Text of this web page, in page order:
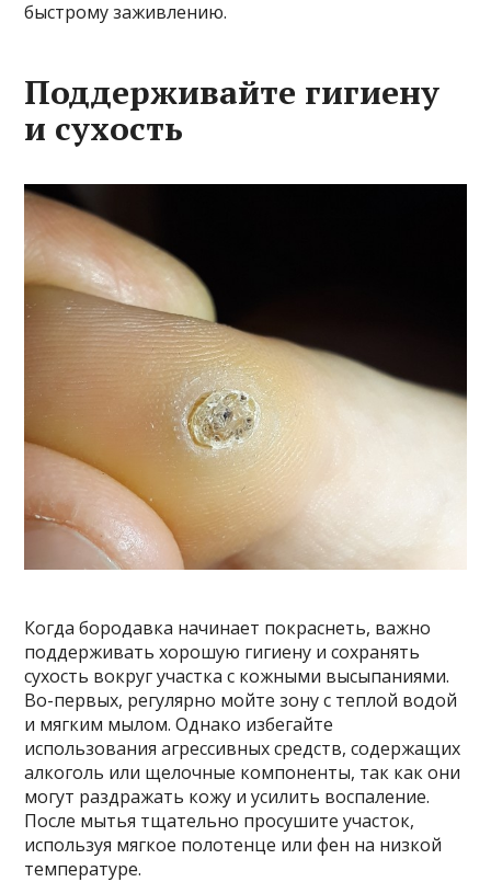
быстрому заживлению.
Поддерживайте гигиену
и сухость
Когда бородавка начинает покраснеть, важно
поддерживать хорошую гигиену и сохранять
сухость вокруг участка с кожными высыпаниями.
Во-первых, регулярно мойте зону с теплой водой
и мягким мылом. Однако избегайте
использования агрессивных средств, содержащих
алкоголь или щелочные компоненты, так как они
могут раздражать кожу и усилить воспаление.
После мытья тщательно просушите участок,
используя мягкое полотенце или фен на низкой
температуре.